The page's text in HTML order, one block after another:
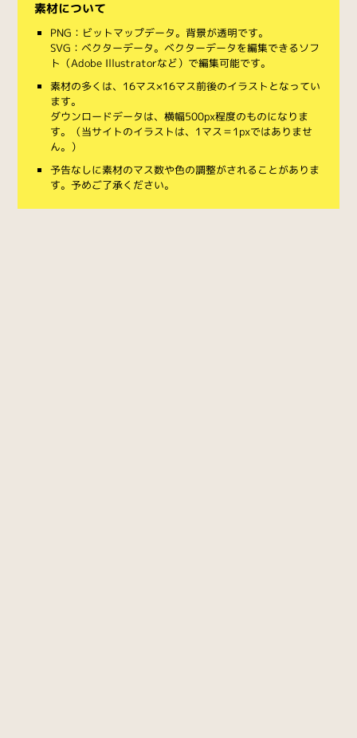
素材について
PNG：ビットマップデータ。背景が透明です。
SVG：ベクターデータ。ベクターデータを編集できるソフ
ト（Adobe Illustratorなど）で編集可能です。
素材の多くは、16マス×16マス前後のイラストとなってい
ます。
ダウンロードデータは、横幅500px程度のものになりま
す。（当サイトのイラストは、1マス＝1pxではありませ
ん。）
予告なしに素材のマス数や色の調整がされることがありま
す。予めご了承ください。